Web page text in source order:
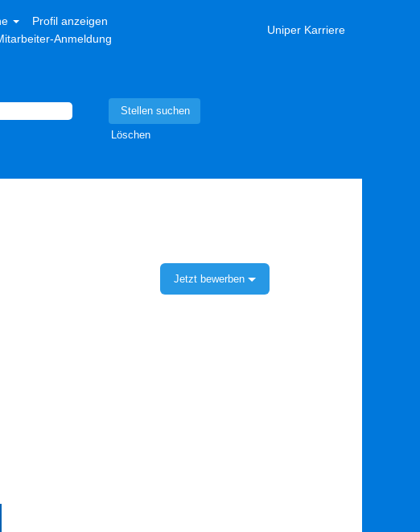
Profil anzeigen
Anmeldung
Uniper Karriere
Löschen
Jetzt bewerben